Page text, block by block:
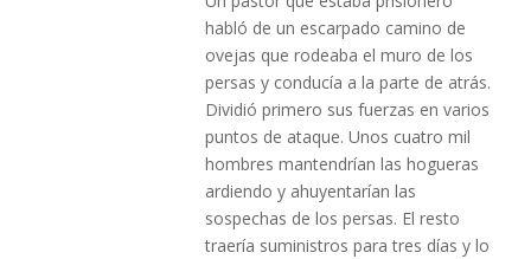
habló de un escarpado camino de
ovejas que rodeaba el muro de los
persas y conducía a la parte de atrás.
Dividió primero sus fuerzas en varios
puntos de ataque. Unos cuatro mil
hombres mantendrían las hogueras
ardiendo y ahuyentarían las
sospechas de los persas. El resto
traería suministros para tres días y lo